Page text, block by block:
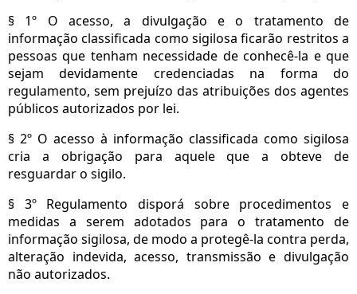
§ 1º O acesso, a divulgação e o tratamento de
informação classificada como sigilosa ficarão restritos a
pessoas que tenham necessidade de conhecê-la e que
sejam devidamente credenciadas na forma do
regulamento, sem prejuízo das atribuições dos agentes
públicos autorizados por lei.
§ 2º O acesso à informação classificada como sigilosa
cria a obrigação para aquele que a obteve de
resguardar o sigilo.
§ 3º Regulamento disporá sobre procedimentos e
medidas a serem adotados para o tratamento de
informação sigilosa, de modo a protegê-la contra perda,
alteração indevida, acesso, transmissão e divulgação
não autorizados.